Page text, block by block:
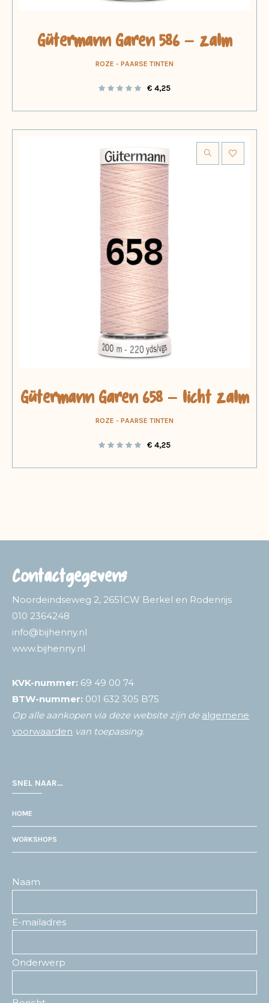
Gütermann Garen 586 – zalm
ROZE - PAARSE TINTEN
€ 4,25
Gütermann Garen 658 – licht zalm
ROZE - PAARSE TINTEN
€ 4,25
Contactgegevens
Noordeindseweg 2, 2651CW Berkel en Rodenrijs
010 2364248
info@bijhenny.nl
www.bijhenny.nl
KVK-nummer: 69 49 00 74
BTW-nummer: 001 632 305 B75
Op alle aankopen via deze website zijn de algemene
voorwaarden van toepassing.
SNEL NAAR…
HOME
WORKSHOPS
Naam
E-mailadres
Onderwerp